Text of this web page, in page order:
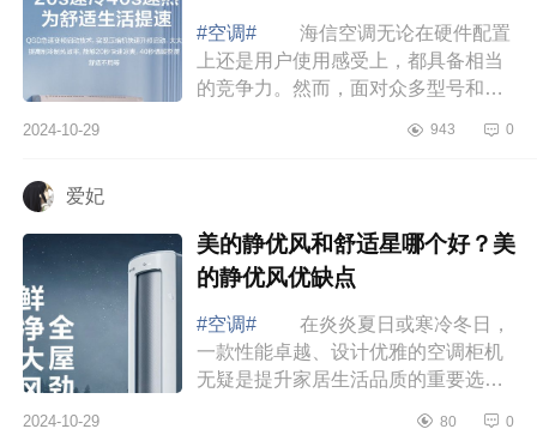
#空调#
海信空调无论在硬件配置
上还是用户使用感受上，都具备相当
的竞争力。然而，面对众多型号和功
不免感到难以抉择。下面小编为大家
2024-10-29 943 0
爱妃
美的静优风和舒适星哪个好？美
的静优风优缺点
#空调#
在炎炎夏日或寒冷冬日，
一款性能卓越、设计优雅的空调柜机
无疑是提升家居生活品质的重要选
风和舒适星哪个好？美的静优风优缺
2024-10-29 80 0